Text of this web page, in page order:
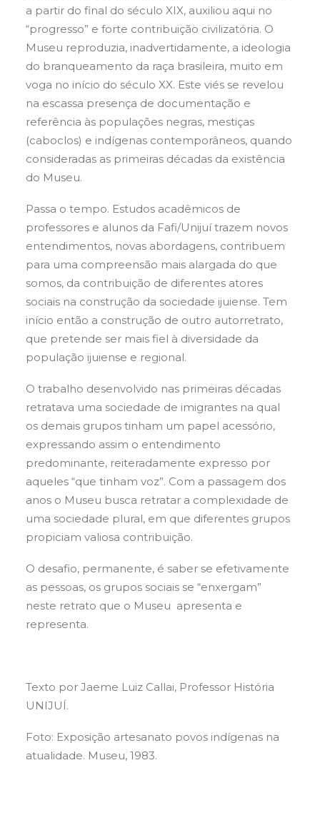
a partir do final do século XIX, auxiliou aqui no
“progresso” e forte contribuição civilizatória. O
Museu reproduzia, inadvertidamente, a ideologia
do branqueamento da raça brasileira, muito em
voga no início do século XX. Este viés se revelou
na escassa presença de documentação e
referência às populações negras, mestiças
(caboclos) e indígenas contemporâneos, quando
consideradas as primeiras décadas da existência
do Museu.
Passa o tempo. Estudos acadêmicos de
professores e alunos da Fafi/Unijuí trazem novos
entendimentos, novas abordagens, contribuem
para uma compreensão mais alargada do que
somos, da contribuição de diferentes atores
sociais na construção da sociedade ijuiense. Tem
início então a construção de outro autorretrato,
que pretende ser mais fiel à diversidade da
população ijuiense e regional.
O trabalho desenvolvido nas primeiras décadas
retratava uma sociedade de imigrantes na qual
os demais grupos tinham um papel acessório,
expressando assim o entendimento
predominante, reiteradamente expresso por
aqueles “que tinham voz”. Com a passagem dos
anos o Museu busca retratar a complexidade de
uma sociedade plural, em que diferentes grupos
propiciam valiosa contribuição.
O desafio, permanente, é saber se efetivamente
as pessoas, os grupos sociais se “enxergam”
neste retrato que o Museu apresenta e
representa.
Texto por Jaeme Luiz Callai, Professor História
UNIJUÍ.
Foto: Exposição artesanato povos indígenas na
atualidade. Museu, 1983.